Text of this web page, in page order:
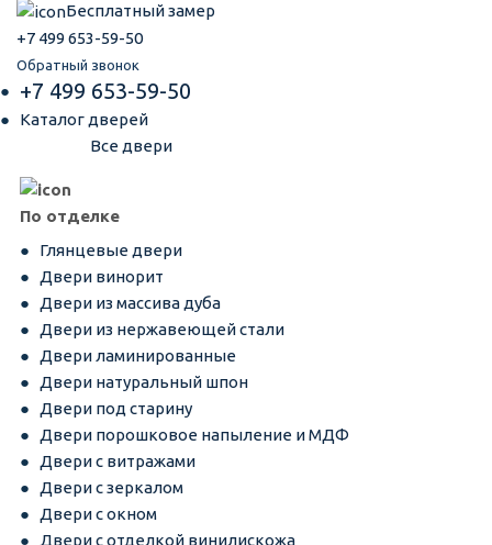
Бесплатный замер
+7 499 653-59-50
Обратный звонок
+7 499 653-59-50
Каталог дверей
Все двери
По отделке
Глянцевые двери
Двери винорит
Двери из массива дуба
Двери из нержавеющей стали
Двери ламинированные
Двери натуральный шпон
Двери под старину
Двери порошковое напыление и МДФ
Двери с витражами
Двери с зеркалом
Двери с окном
Двери с отделкой винилискожа